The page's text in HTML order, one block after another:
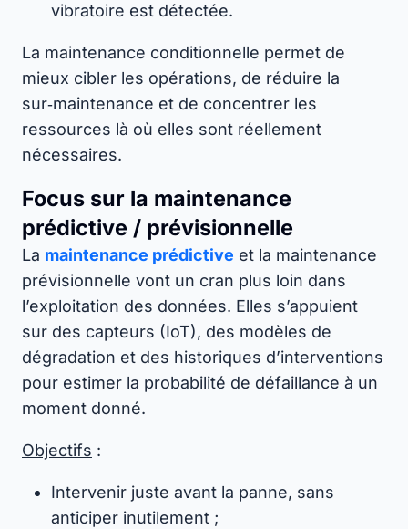
vibratoire est détectée.
La maintenance conditionnelle permet de
mieux cibler les opérations, de réduire la
sur‑maintenance et de concentrer les
ressources là où elles sont réellement
nécessaires.
Focus sur la maintenance
prédictive / prévisionnelle
La maintenance prédictive et la maintenance
prévisionnelle vont un cran plus loin dans
l’exploitation des données. Elles s’appuient
sur des capteurs (IoT), des modèles de
dégradation et des historiques d’interventions
pour estimer la probabilité de défaillance à un
moment donné.
Objectifs :
Intervenir juste avant la panne, sans
anticiper inutilement ;